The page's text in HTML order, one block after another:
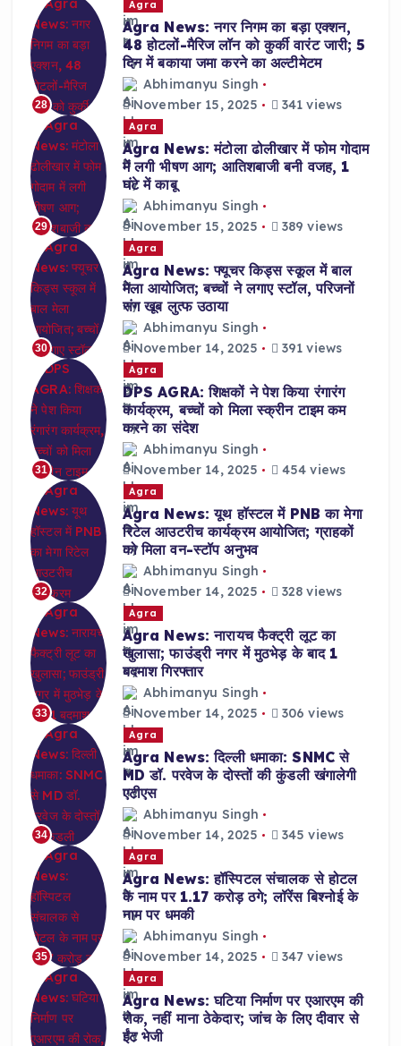
28
Agra
Agra News: नगर निगम का बड़ा एक्शन,
48 होटलों-मैरिज लॉन को कुर्की वारंट जारी; 5
दिन में बकाया जमा करने का अल्टीमेटम
Abhimanyu Singh
November 15, 2025
341 views
29
Agra
Agra News: मंटोला ढोलीखार में फोम गोदाम
में लगी भीषण आग; आतिशबाजी बनी वजह, 1
घंटे में काबू
Abhimanyu Singh
November 15, 2025
389 views
30
Agra
Agra News: फ्यूचर किड्स स्कूल में बाल
मेला आयोजित; बच्चों ने लगाए स्टॉल, परिजनों
संग खूब लुत्फ उठाया
Abhimanyu Singh
November 14, 2025
391 views
31
Agra
DPS AGRA: शिक्षकों ने पेश किया रंगारंग
कार्यक्रम, बच्चों को मिला स्क्रीन टाइम कम
करने का संदेश
Abhimanyu Singh
November 14, 2025
454 views
32
Agra
Agra News: यूथ हॉस्टल में PNB का मेगा
रिटेल आउटरीच कार्यक्रम आयोजित; ग्राहकों
को मिला वन-स्टॉप अनुभव
Abhimanyu Singh
November 14, 2025
328 views
33
Agra
Agra News: नारायच फैक्ट्री लूट का
खुलासा; फाउंड्री नगर में मुठभेड़ के बाद 1
बदमाश गिरफ्तार
Abhimanyu Singh
November 14, 2025
306 views
34
Agra
Agra News: दिल्ली धमाका: SNMC से
MD डॉ. परवेज के दोस्तों की कुंडली खंगालेगी
एटीएस
Abhimanyu Singh
November 14, 2025
345 views
35
Agra
Agra News: हॉस्पिटल संचालक से होटल
के नाम पर 1.17 करोड़ ठगे; लॉरेंस बिश्नोई के
नाम पर धमकी
Abhimanyu Singh
November 14, 2025
347 views
Agra
Agra News: घटिया निर्माण पर एआरएम की
रोक, नहीं माना ठेकेदार; जांच के लिए दीवार से
ईंट भेजी